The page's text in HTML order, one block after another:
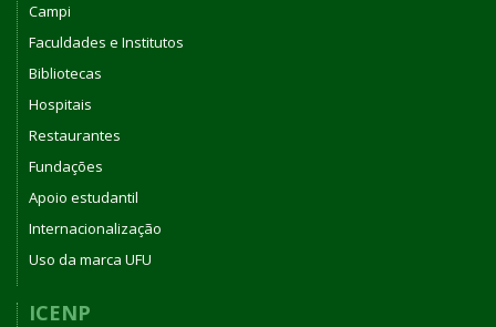
Campi
Faculdades e Institutos
Bibliotecas
Hospitais
Restaurantes
Fundações
Apoio estudantil
Internacionalização
Uso da marca UFU
ICENP